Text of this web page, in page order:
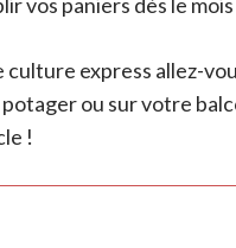
culture express allez-
ou sur votre
!